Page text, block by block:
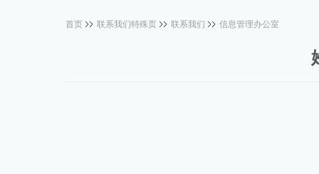
首页 联系我们特殊页 联系我们 信息管理办公室